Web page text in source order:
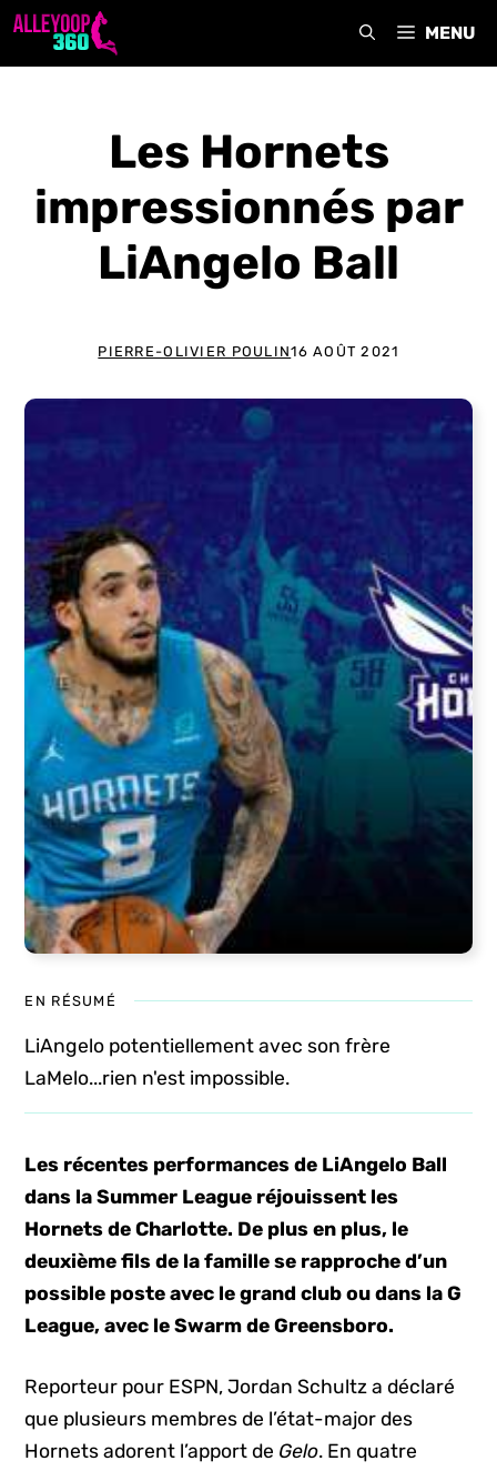
Aller
MENU
Les Hornets
impressionnés par
LiAngelo Ball
PIERRE-OLIVIER POULIN16 AOÛT 2021
EN RÉSUMÉ
LiAngelo potentiellement avec son frère
LaMelo...rien n'est impossible.
Les récentes performances de LiAngelo Ball
dans la Summer League réjouissent les
Hornets de Charlotte. De plus en plus, le
deuxième fils de la famille se rapproche d’un
possible poste avec le grand club ou dans la G
League, avec le Swarm de Greensboro.
Reporteur pour ESPN, Jordan Schultz a déclaré
que plusieurs membres de l’état-major des
Hornets adorent l’apport de Gelo. En quatre